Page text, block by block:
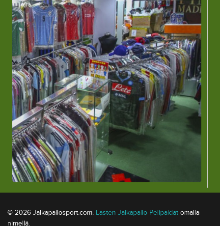
© 2026 Jalkapallosport.com. Lasten Jalkapallo Pelipaidat omalla
nimellä.